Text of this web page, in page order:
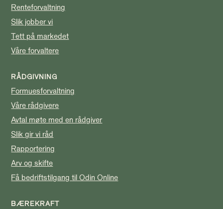
Renteforvaltning
Slik jobber vi
Tett på markedet
Våre forvaltere
RÅDGIVNING
Formuesforvaltning
Våre rådgivere
Avtal møte med en rådgiver
Slik gir vi råd
Rapportering
Arv og skifte
Få bedriftstilgang til Odin Online
BÆREKRAFT